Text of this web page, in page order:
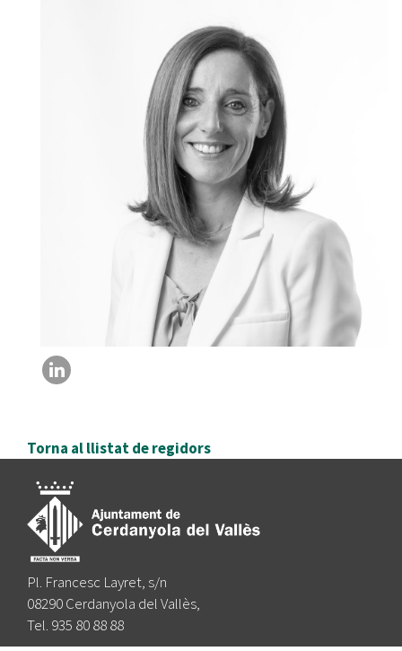
Torna al llistat de regidors
Pl. Francesc Layret, s/n
08290 Cerdanyola del Vallès,
Tel. 935 80 88 88